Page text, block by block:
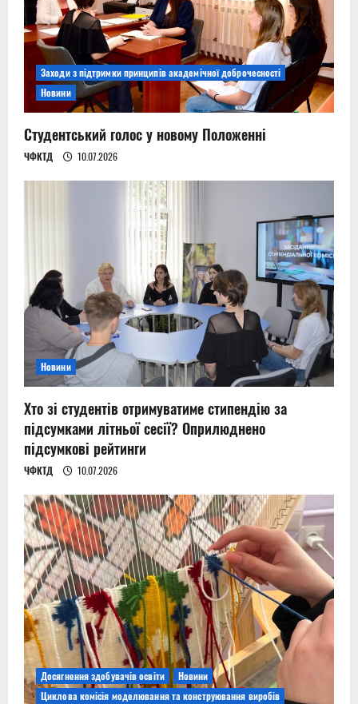
Заходи з підтримки принципів академічної доброчесності
Новини
Студентський голос у новому Положенні
ЧФКТД 10.07.2026
Новини
Хто зі студентів отримуватиме стипендію за
підсумками літньої сесії? Оприлюднено
підсумкові рейтинги
ЧФКТД 10.07.2026
Досягнення здобувачів освіти
Новини
Циклова комісія моделювання та конструювання виробів